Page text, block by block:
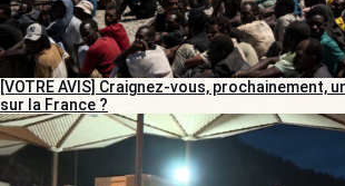
[VOTRE AVIS] Craignez-vous, prochainement,
sur la France ?